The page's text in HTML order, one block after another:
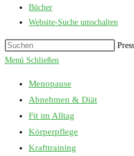
Bücher
Website-Suche umschalten
Menü Schließen
Menopause
Abnehmen & Diät
Fit im Alltag
Körperpflege
Krafttraining